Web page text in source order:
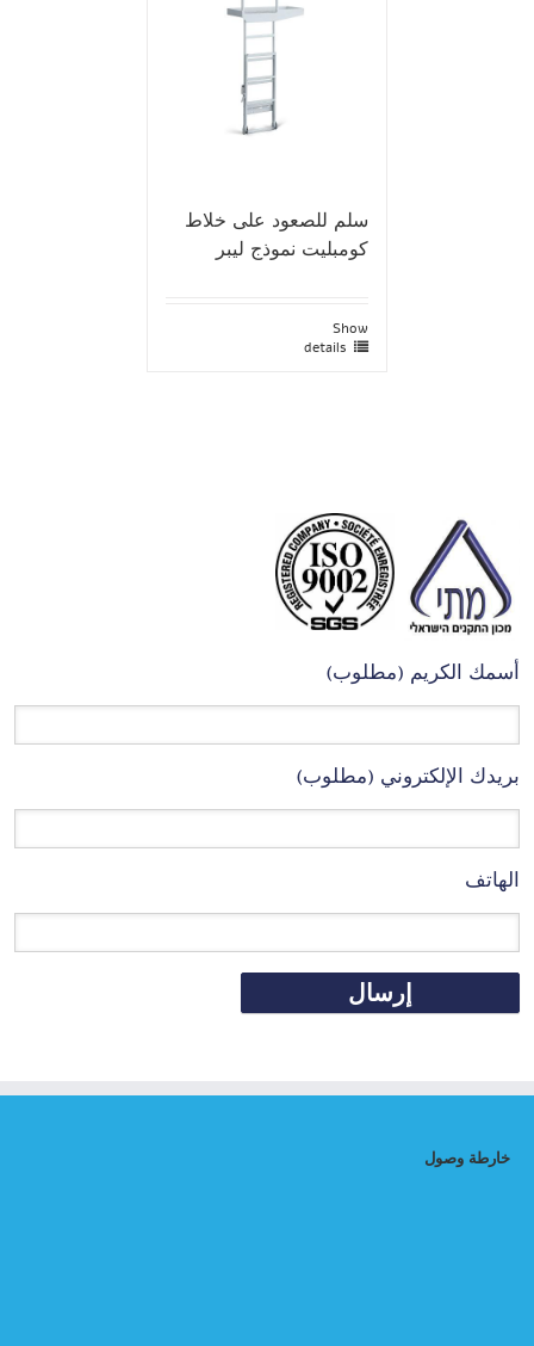
سلم للصعود على خلاط
كومبليت نموذج ليبر
Show
details
أسمك الكريم (مطلوب)
بريدك الإلكتروني (مطلوب)
الهاتف
خارطة وصول